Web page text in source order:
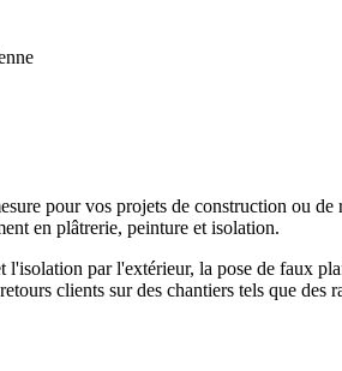
pour vos projets de construction ou
en plâtrerie, peinture et isolation.
l'isolation par l'extérieur, la pose de faux
clients sur des chantiers tels que